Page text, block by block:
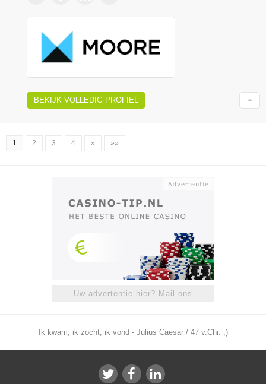
BEKIJK VOLLEDIG PROFIEL
1 2 3 4 » »»
Uw advertentie hier? Mail ons
Ik kwam, ik zocht, ik vond - Julius Caesar / 47 v.Chr. ;)